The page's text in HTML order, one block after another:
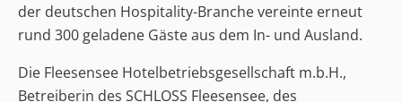
der deutschen Hospitality-Branche vereinte erneut
rund 300 geladene Gäste aus dem In- und Ausland.
Die Fleesensee Hotelbetriebsgesellschaft m.b.H.,
Betreiberin des SCHLOSS Fleesensee, des